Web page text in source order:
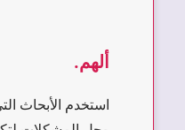
ألهم.
استخدم الأبحاث